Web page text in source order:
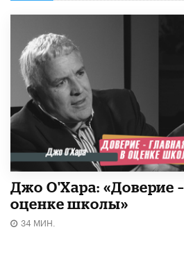
Джо О'Хара: «Доверие
оценке школы»
34 МИН.